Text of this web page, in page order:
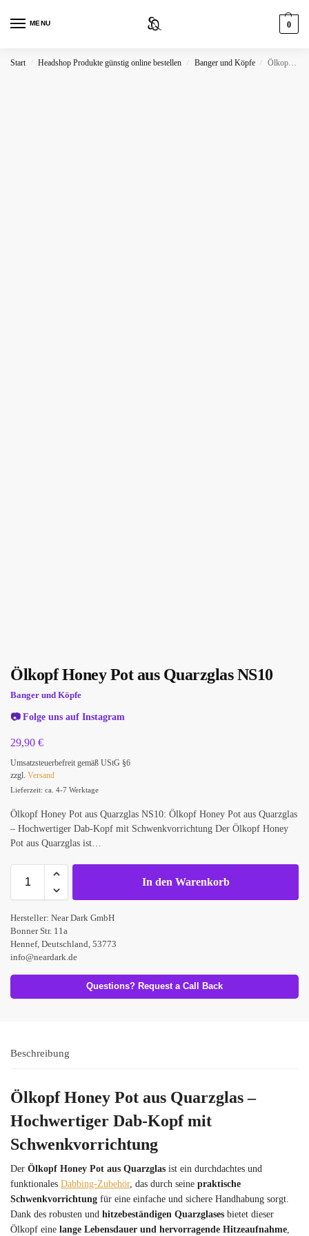
MENU 0
Start / Headshop Produkte günstig online bestellen / Banger und Köpfe / Ölkopf Honey Pot aus Quarzglas NS10
Ölkopf Honey Pot aus Quarzglas NS10
Banger und Köpfe
📷Folge uns auf Instagram
29,90 €
Umsatzsteuerbefreit gemäß UStG §6
zzgl. Versand
Lieferzeit: ca. 4-7 Werktage
Ölkopf Honey Pot aus Quarzglas NS10: Ölkopf Honey Pot aus Quarzglas
– Hochwertiger Dab-Kopf mit Schwenkvorrichtung Der Ölkopf Honey
Pot aus Quarzglas ist…
In den Warenkorb
Hersteller: Near Dark GmbH
Bonner Str. 11a
Hennef, Deutschland, 53773
info@neardark.de
Questions? Request a Call Back
Beschreibung
Ölkopf Honey Pot aus Quarzglas –
Hochwertiger Dab-Kopf mit
Schwenkvorrichtung
Der Ölkopf Honey Pot aus Quarzglas ist ein durchdachtes und
funktionales Dabbing-Zubehör, das durch seine praktische
Schwenkvorrichtung für eine einfache und sichere Handhabung sorgt.
Dank des robusten und hitzebeständigen Quarzglases bietet dieser
Ölkopf eine lange Lebensdauer und hervorragende Hitzeaufnahme